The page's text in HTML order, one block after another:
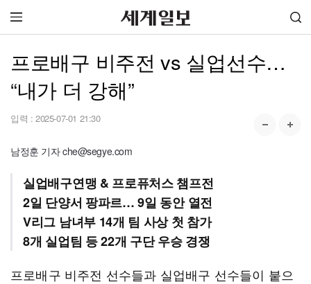
프로배구 비주전 vs 실업선수…
“내가 더 강해”
입력 : 2025-07-01 21:30
남정훈 기자 che@segye.com
실업배구연맹 & 프로퓨처스 챔프전
2일 단양서 팡파르… 9일 동안 열전
V리그 남녀부 14개 팀 사상 첫 참가
8개 실업팀 등 22개 구단 우승 경쟁
프로배구 비주전 선수들과 실업배구 선수들이 붙으